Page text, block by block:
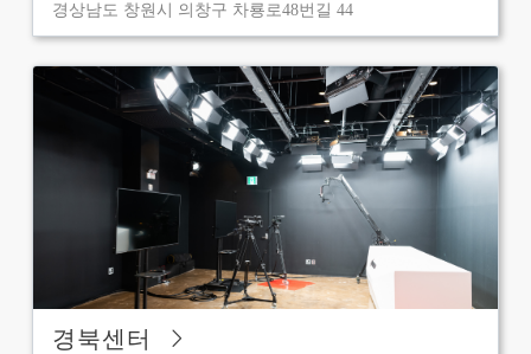
경상남도 창원시 의창구 차룡로48번길 44
경북센터